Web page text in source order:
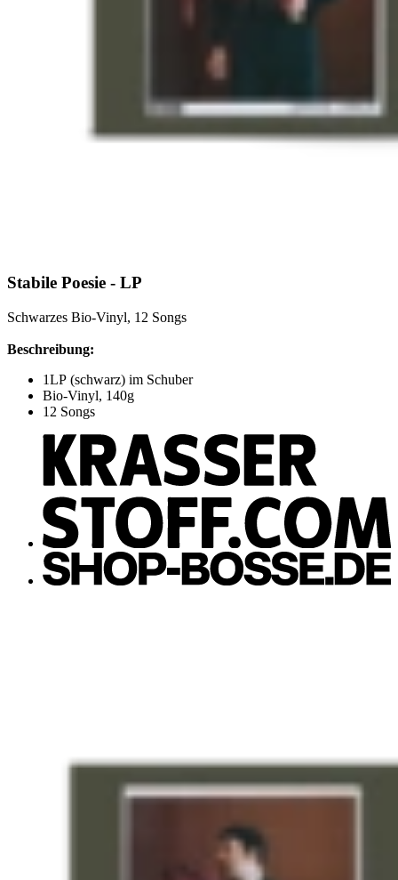
Stabile Poesie - LP
Schwarzes Bio-Vinyl, 12 Songs
Beschreibung:
1LP (schwarz) im Schuber
Bio-Vinyl, 140g
12 Songs